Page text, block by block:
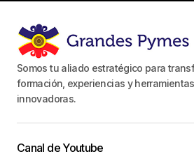
Somos tu aliado estratégico para
formación, experiencias y
innovadoras.
Canal de Youtube